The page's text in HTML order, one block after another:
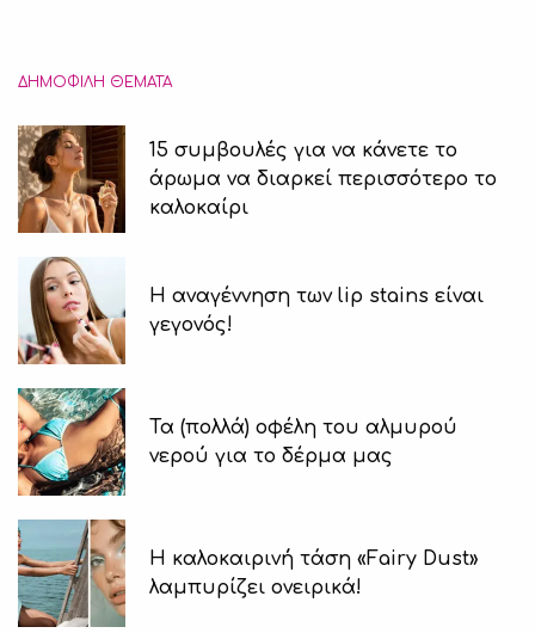
ΔΗΜΟΦΙΛΉ ΘΈΜΑΤΑ
15 συμβουλές για να κάνετε το
άρωμα να διαρκεί περισσότερο το
καλοκαίρι
Η αναγέννηση των lip stains είναι
γεγονός!
Τα (πολλά) οφέλη του αλμυρού
νερού για το δέρμα μας
Η καλοκαιρινή τάση «Fairy Dust»
λαμπυρίζει ονειρικά!